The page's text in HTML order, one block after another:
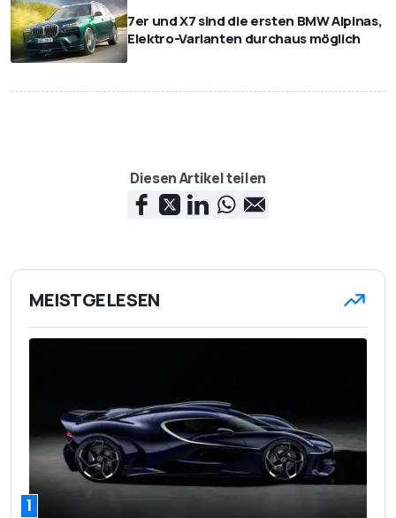
7er und X7 sind die ersten BMW Alpinas,
Elektro-Varianten durchaus möglich
Diesen Artikel teilen
MEISTGELESEN
1